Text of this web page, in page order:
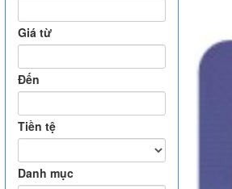
Giá từ
Đến
Tiền tệ
Danh mục